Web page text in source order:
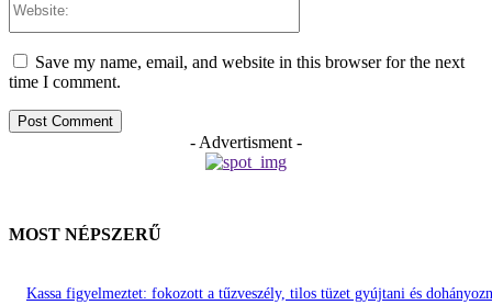
Save my name, email, and website in this browser for the next
time I comment.
- Advertisment -
MOST NÉPSZERŰ
Kassa figyelmeztet: fokozott a tűzveszély, tilos tüzet gyújtani és